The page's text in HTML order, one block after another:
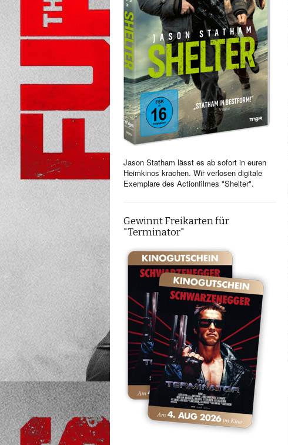
Jason Statham lässt es ab sofort in euren
Heimkinos krachen. Wir verlosen digitale
Exemplare des Actionfilmes "Shelter".
Gewinnt Freikarten für
"Terminator"